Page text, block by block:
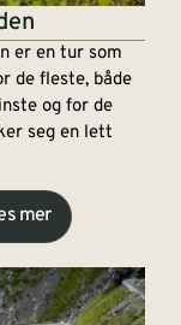
er en tur som
de fleste, både
og for de
seg en lett
mer